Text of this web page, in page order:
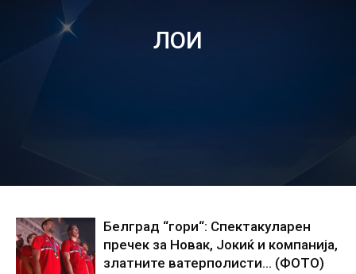
ЛОИ
Белград “гори“: Спектакуларен
пречек за Новак, Јокиќ и компанија,
златните ватерполисти… (ФОТО)